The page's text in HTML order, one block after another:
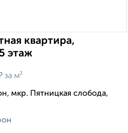
квартира,
этаж
за м²
мкр. Пятницкая слобода,